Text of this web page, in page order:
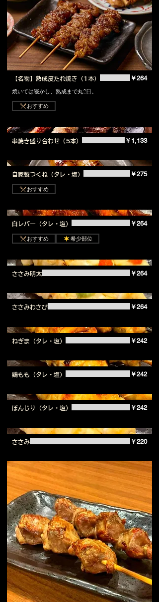
【名物】熟成皮たれ焼き（1本）
焼いては寝かし、熟成まで丸2日。
￥264
おすすめ
串焼き盛り合わせ（5本） ￥1,133
自家製つくね（タレ・塩） ￥275
おすすめ
白レバー（タレ・塩） ￥264
おすすめ 希少部位
ささみ明太 ￥264
ささみわさび ￥264
ねぎま（タレ・塩） ￥242
鶏もも（タレ・塩） ￥242
ぼんじり（タレ・塩） ￥242
ささみ ￥220